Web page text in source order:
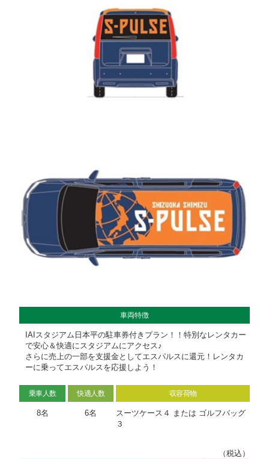
車両特徴
IAIスタジアム日本平の駐車券付きプラン！！特別なレンタカー
で安心＆快適にスタジアムにアクセス♪
さらに売上の一部を支援金としてエスパルスに還元！レンタカ
ーに乗ってエスパルスを応援しよう！
乗車人数
8名
快適人数
6名
収容荷物
スーツケース４ または ゴルフバッグ
３
（税込）